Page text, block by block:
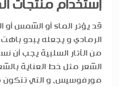
إستخدام منتجات
قد يؤثر الماء أو الشمس أو
الرمادي و يجعله يبدو
من الآثار السلبية يجب أن
الشعر مثل خط العناية
مورفوسيس، و التي تتكون